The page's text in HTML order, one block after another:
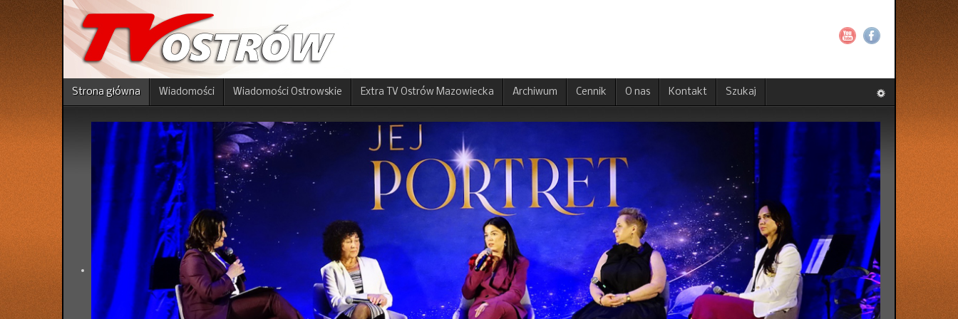
Strona główna Wiadomości Wiadomości Ostrowskie Extra TV Ostrów Mazowiecka Archiwum Cennik O nas Kontakt Szukaj